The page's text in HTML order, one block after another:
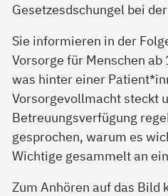
Gesetzesdschungel bei
Sie informieren in der
Vorsorge für Menschen
was hinter einer
Vorsorgevollmacht steckt
Betreuungsverfügung
gesprochen, warum es
Wichtige gesammelt an
Zum Anhören auf das Bild